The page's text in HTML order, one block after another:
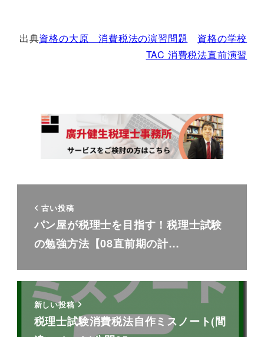
出典資格の大原 消費税法の演習問題
資格の学校
TAC 消費税法直前演習
古い投稿
パン屋が税理士を目指す！税理士試験
の勉強方法【08直前期の計…
新しい投稿
税理士試験消費税法自作ミスノート(間